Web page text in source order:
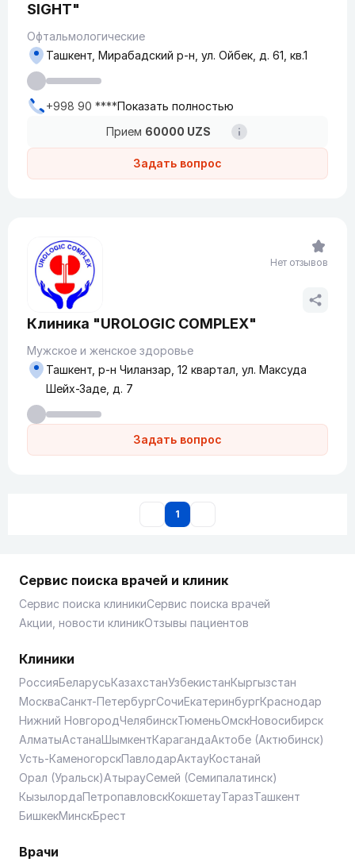
SIGHT"
Офтальмологические
Прием 60000 UZS
Задать вопрос
Ташкент, Мирабадский р-н, ул. Ойбек, д. 61, кв.1
+998 90 ****Показать полностью
Клиника "UROLOGIC COMPLEX"
Мужское и женское здоровье
Задать вопрос
Ташкент, р-н Чиланзар, 12 квартал, ул. Максуда
Шейх-Заде, д. 7
Нет отзывов
1
Сервис поиска врачей и клиник
Сервис поиска клиникиСервис поиска врачей
Акции, новости клиникОтзывы пациентов
Клиники
РоссияБеларусьКазахстанУзбекистанКыргызстан
МоскваСанкт-ПетербургСочиЕкатеринбургКраснодар
Нижний НовгородЧелябинскТюменьОмскНовосибирск
АлматыАстанаШымкентКарагандаАктобе (Актюбинск)
Усть-КаменогорскПавлодарАктауКостанай
Орал (Уральск)АтырауСемей (Семипалатинск)
КызылордаПетропавловскКокшетауТаразТашкент
БишкекМинскБрест
Врачи